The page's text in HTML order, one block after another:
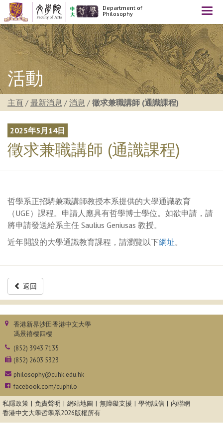
Department of
Philosophy
活動
主頁 / 最新消息 / 消息 / 徵求兼職講師 (通識課程)
2025年5月14日
徵求兼職講師 (通識課程)
哲學系正招騁兼職講師教授本系提供的大學通識教育
（UGE）課程。申請人應具有哲學博士學位。如欲申請，請
將申請發送給系主任 Saulius Geniusas 教授。
近年開設的大學通識教育課程，請瀏覽以下網址。
返回
香港新界沙田香港中文大學
馮景禧樓四樓
(852) 3943 7135
(852) 2603 5323
philosophy@cuhk.edu.hk
facebook.com/cuphilo
私隱政策
免責聲明 網站地圖 無障礙支援 學術誠信
內聯網
香港中文大學哲學系2026版權所有